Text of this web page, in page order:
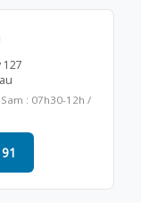
: 07h30-12h /